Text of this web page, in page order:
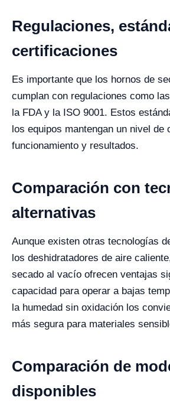
Regulaciones,
certificaciones
Es importante que los hornos de
cumplan con regulaciones como
la FDA y la ISO 9001. Estos
los equipos mantengan un nivel de
funcionamiento y resultados.
Comparación con
alternativas
Aunque existen otras tecnologías
los deshidratadores de aire
secado al vacío ofrecen ventajas
capacidad para operar a bajas
la humedad sin oxidación los
más segura para materiales
Comparación de
disponibles